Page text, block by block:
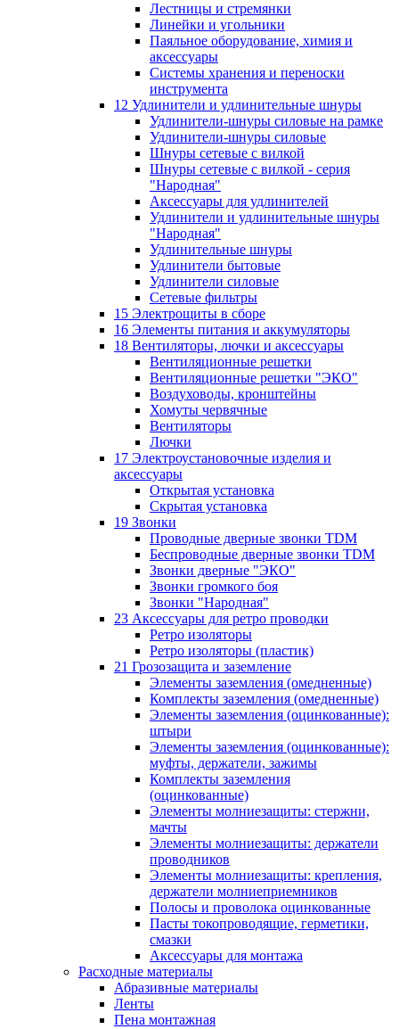
Лестницы и стремянки
Линейки и угольники
Паяльное оборудование, химия и
аксессуары
Системы хранения и переноски
инструмента
12 Удлинители и удлинительные шнуры
Удлинители-шнуры силовые на рамке
Удлинители-шнуры силовые
Шнуры сетевые с вилкой
Шнуры сетевые с вилкой - серия
"Народная"
Аксессуары для удлинителей
Удлинители и удлинительные шнуры
"Народная"
Удлинительные шнуры
Удлинители бытовые
Удлинители силовые
Сетевые фильтры
15 Электрощиты в сборе
16 Элементы питания и аккумуляторы
18 Вентиляторы, лючки и аксессуары
Вентиляционные решетки
Вентиляционные решетки "ЭКО"
Воздуховоды, кронштейны
Хомуты червячные
Вентиляторы
Лючки
17 Электроустановочные изделия и
аксессуары
Открытая установка
Скрытая установка
19 Звонки
Проводные дверные звонки TDM
Беспроводные дверные звонки TDM
Звонки дверные "ЭКО"
Звонки громкого боя
Звонки "Народная"
23 Аксессуары для ретро проводки
Ретро изоляторы
Ретро изоляторы (пластик)
21 Грозозащита и заземление
Элементы заземления (омедненные)
Комплекты заземления (омедненные)
Элементы заземления (оцинкованные):
штыри
Элементы заземления (оцинкованные):
муфты, держатели, зажимы
Комплекты заземления
(оцинкованные)
Элементы молниезащиты: стержни,
мачты
Элементы молниезащиты: держатели
проводников
Элементы молниезащиты: крепления,
держатели молниеприемников
Полосы и проволока оцинкованные
Пасты токопроводящие, герметики,
смазки
Аксессуары для монтажа
Расходные материалы
Абразивные материалы
Ленты
Пена монтажная